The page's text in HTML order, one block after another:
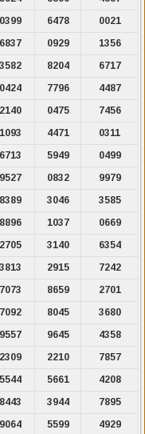
0399 6478
0021
6837 0929
1356
3582 8204
6717
0424 7796
4487
2140 0475
7456
1093 4471
0311
6713 5949
0499
9527 0832
9979
8389 3046
3585
8896 1037
0669
2705 3140
6354
3813 2915
7242
7073 8659
2701
7092 8045
3680
9557 9645
4358
2309 2210
7857
5544 5661
4208
8443 3944
7895
9064 5599
4929